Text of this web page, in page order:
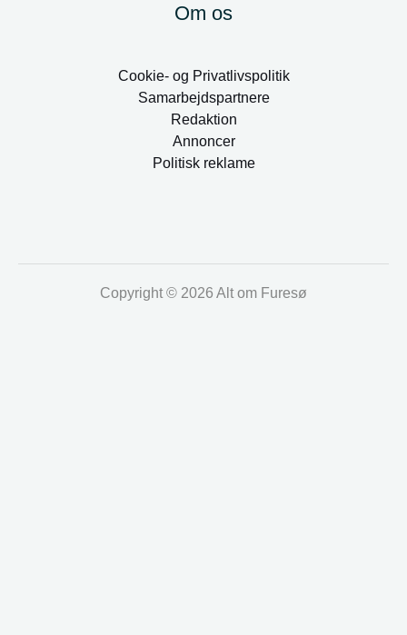
Om os
Cookie- og Privatlivspolitik
Samarbejdspartnere
Redaktion
Annoncer
Politisk reklame
Copyright © 2026 Alt om Furesø